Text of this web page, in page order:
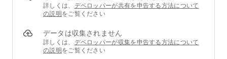
の瞬間を見届けよ。
あなたの下に集う機装美少女たちは、それぞれ異なった特性や
能力を有している。あなたの采配でそれぞれの任務に適した編
詳しくは、 デベロッパーが共有を申告する方法について
の説明をご覧ください
データは収集されません
詳しくは、 デベロッパーが収集を申告する方法について
の説明をご覧ください